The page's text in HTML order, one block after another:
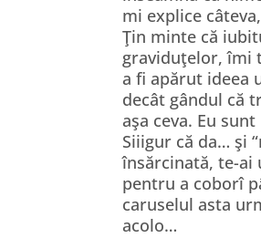
mi explice
Ţin minte că
graviduţelor, îmi
a fi apărut ideea
decât gândul că
aşa ceva. Eu
Siiigur că da… şi
însărcinată, te-
pentru a coborî
caruselul asta
acolo…